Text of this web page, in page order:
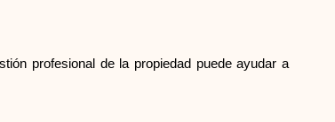
profesional de la propiedad puede ayudar a